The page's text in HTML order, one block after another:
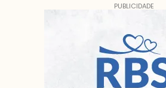
PUBLICIDADE